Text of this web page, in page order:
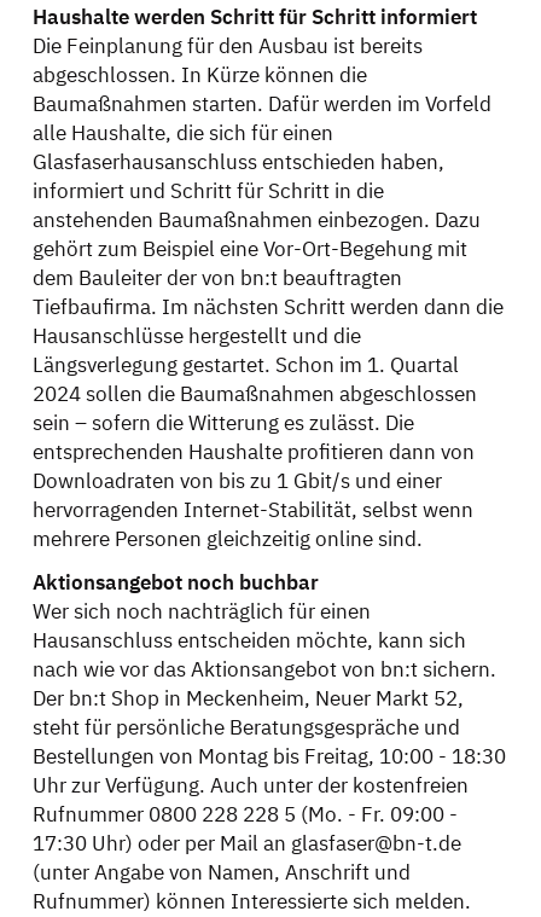
Haushalte werden Schritt für Schritt informiert
Die Feinplanung für den Ausbau ist bereits
abgeschlossen. In Kürze können die
Baumaßnahmen starten. Dafür werden im Vorfeld
alle Haushalte, die sich für einen
Glasfaserhausanschluss entschieden haben,
informiert und Schritt für Schritt in die
anstehenden Baumaßnahmen einbezogen. Dazu
gehört zum Beispiel eine Vor-Ort-Begehung mit
dem Bauleiter der von bn:t beauftragten
Tiefbaufirma. Im nächsten Schritt werden dann die
Hausanschlüsse hergestellt und die
Längsverlegung gestartet. Schon im 1. Quartal
2024 sollen die Baumaßnahmen abgeschlossen
sein – sofern die Witterung es zulässt. Die
entsprechenden Haushalte profitieren dann von
Downloadraten von bis zu 1 Gbit/s und einer
hervorragenden Internet-Stabilität, selbst wenn
mehrere Personen gleichzeitig online sind.
Aktionsangebot noch buchbar
Wer sich noch nachträglich für einen
Hausanschluss entscheiden möchte, kann sich
nach wie vor das Aktionsangebot von bn:t sichern.
Der bn:t Shop in Meckenheim, Neuer Markt 52,
steht für persönliche Beratungsgespräche und
Bestellungen von Montag bis Freitag, 10:00 - 18:30
Uhr zur Verfügung. Auch unter der kostenfreien
Rufnummer 0800 228 228 5 (Mo. - Fr. 09:00 -
17:30 Uhr) oder per Mail an glasfaser@bn-t.de
(unter Angabe von Namen, Anschrift und
Rufnummer) können Interessierte sich melden.